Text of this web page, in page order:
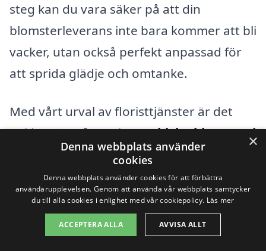
steg kan du vara säker på att din
blomsterleverans inte bara kommer att bli
vacker, utan också perfekt anpassad för
att sprida glädje och omtanke.
Med vårt urval av floristtjänster är det
enklare än någonsin attskicka blommor i
. Besök vår plattform och upptäck
vilka blommor som står till buds och hur
du kan ge din omtanke till någon speciell.
Populära återförsäljare
×
Denna webbplats använder
cookies
Denna webbplats använder cookies för att förbättra
användarupplevelsen. Genom att använda vår webbplats samtycker
du till alla cookies i enlighet med vår cookiepolicy. Läs mer
ACCEPTERA ALLA AVVISA ALLT